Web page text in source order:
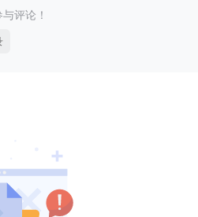
评论！